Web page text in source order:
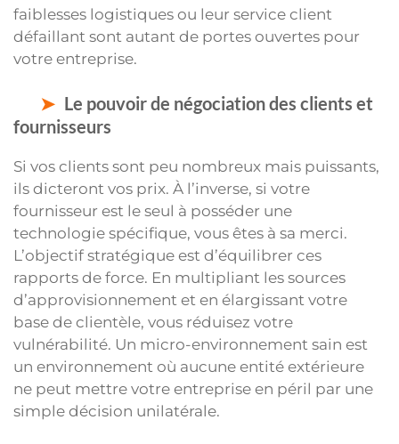
faiblesses logistiques ou leur service client
défaillant sont autant de portes ouvertes pour
votre entreprise.
Le pouvoir de négociation des clients et
fournisseurs
Si vos clients sont peu nombreux mais puissants,
ils dicteront vos prix. À l’inverse, si votre
fournisseur est le seul à posséder une
technologie spécifique, vous êtes à sa merci.
L’objectif stratégique est d’équilibrer ces
rapports de force. En multipliant les sources
d’approvisionnement et en élargissant votre
base de clientèle, vous réduisez votre
vulnérabilité. Un micro-environnement sain est
un environnement où aucune entité extérieure
ne peut mettre votre entreprise en péril par une
simple décision unilatérale.